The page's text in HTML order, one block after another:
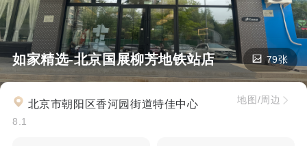
如家精选-北京国展柳芳地铁站店 79张
北京市朝阳区香河园街道特佳中心
8.1
地图/周边